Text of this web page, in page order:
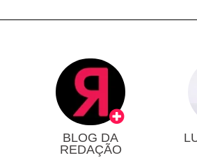
BLOG DA
REDAÇÃO